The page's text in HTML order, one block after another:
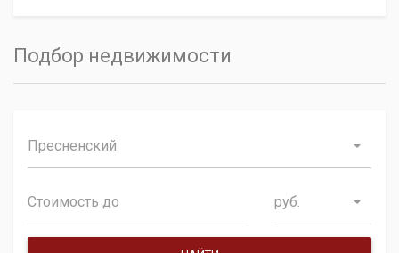
Подбор недвижимости
Пресненский
руб.